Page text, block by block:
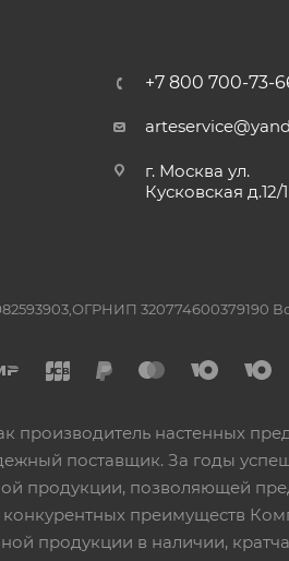
+7 800 700-73-
г. Москва ул.
Кусковская д.12/1
320774600379190
производитель настенных
поставщик. За годы
продукции, позволяющей
преимуществ
продукции в наличии,